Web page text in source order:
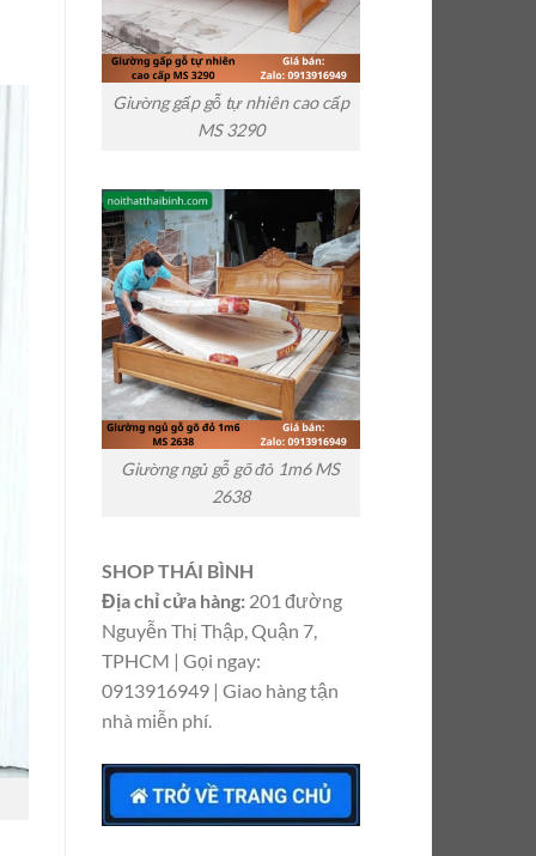
Giường gấp gỗ tự nhiên cao cấp
MS 3290
Giường ngủ gỗ gõ đỏ 1m6 MS
2638
SHOP THÁI BÌNH
Địa chỉ cửa hàng:201 đường
Nguyễn Thị Thập, Quận 7,
TPHCM | Gọi ngay:
0913916949 | Giao hàng tận
nhà miễn phí.